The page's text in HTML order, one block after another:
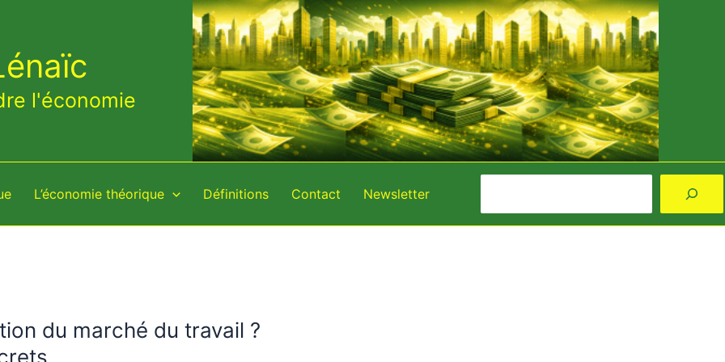
l'économie
L’économie théorique Définitions Contact Newsletter
du marché du travail ?